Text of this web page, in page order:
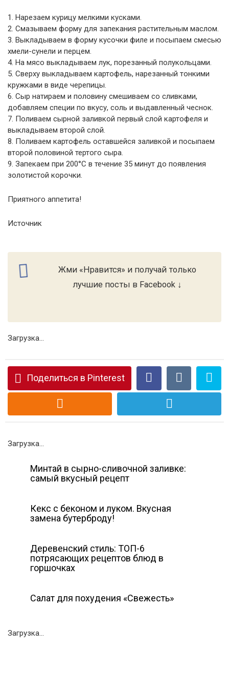
1. Нарезаем курицу мелкими кусками.
2. Смазываем форму для запекания растительным маслом.
3. Выкладываем в форму кусочки филе и посыпаем смесью
хмели-сунели и перцем.
4. На мясо выкладываем лук, порезанный полукольцами.
5. Сверху выкладываем картофель, нарезанный тонкими
кружками в виде черепицы.
6. Сыр натираем и половину смешиваем со сливками,
добавляем специи по вкусу, соль и выдавленный чеснок.
7. Поливаем сырной заливкой первый слой картофеля и
выкладываем второй слой.
8. Поливаем картофель оставшейся заливкой и посыпаем
второй половиной тертого сыра.
9. Запекаем при 200°C в течение 35 минут до появления
золотистой корочки.
Приятного аппетита!
Источник
Жми «Нравится» и получай только
лучшие посты в Facebook ↓
Загрузка...
Поделиться в Pinterest
Загрузка...
Минтай в сырно-сливочной заливке:
самый вкусный рецепт
Кекс с беконом и луком. Вкусная
замена бутерброду!
Деревенский стиль: ТОП-6
потрясающих рецептов блюд в
горшочках
Салат для похудения «Свежесть»
Загрузка...